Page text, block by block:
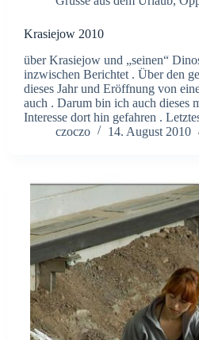
Krasiejow 2010
über Krasiejow und „seinen“
inzwischen Berichtet . Über den
dieses Jahr und Eröffnung von
auch . Darum bin ich auch dieses
Interesse dort hin gefahren .
czoczo
14. August 2010